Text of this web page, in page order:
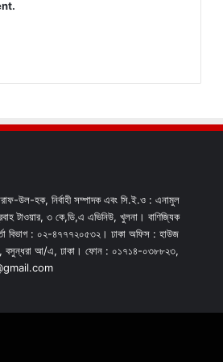
উল-হক, নির্বাহী সম্পাদক এবং সি.ই.ও : এনামুল
টাওয়ার, ৩ কে,ডি,এ এভিনিউ, খুলনা। বাণিজ্যিক
বিভাগ : ০২-৪৭৭৭২০৫৩২। ঢাকা অফিস : হাউজ
বসুন্ধরা আ/এ, ঢাকা। ফোন : ০১৭১৪-০৩৮৮২৩,